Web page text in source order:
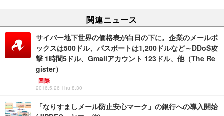
関連ニュース
サイバー地下世界の価格表が白日の下に。企業のメールボ
ックスは500ドル、パスポートは1,200ドルなど～DDoS攻
撃 1時間5ドル、Gmailアカウント 123ドル、他（The Re
gister）
国際
2016.5.26 Thu 8:30
「なりすましメール防止安心マーク」の銀行への導入開始